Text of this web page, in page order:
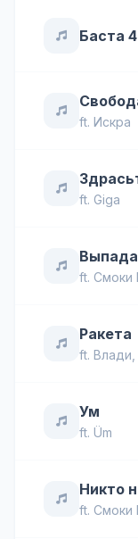
Баста
ft. Искра
ft. Giga
ft. Смоки
Ракета
ft. Влади
Ум
ft. Üm
Никто
ft. Смоки